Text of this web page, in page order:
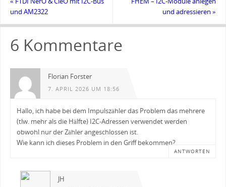
und AM2322
und adressieren»
6 Kommentare
Florian Forster
7. APRIL 2026 UM 18:56
Hallo, ich habe bei dem Impulszähler das Problem das mehrere
(tlw. mehr als die Hälfte) I2C-Adressen verwendet werden
obwohl nur der Zähler angeschlossen ist.
Wie kann ich dieses Problem in den Griff bekommen?
ANTWORTEN
JH